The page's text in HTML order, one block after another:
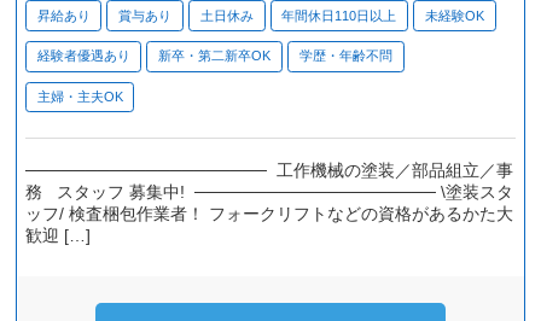
昇給あり 賞与あり 土日休み 年間休日110日以上 未経験OK
経験者優遇あり 新卒・第二新卒OK 学歴・年齢不問
主婦・主夫OK
──────────────────── 工作機械の塗装／部品組立／事
務 スタッフ 募集中! ──────────────────── \塗装スタ
ッフ/ 検査梱包作業者！ フォークリフトなどの資格があるかた大
歓迎 […]